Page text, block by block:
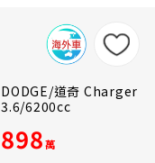
DODGE/道奇 Charger
3.6/6200cc
898萬